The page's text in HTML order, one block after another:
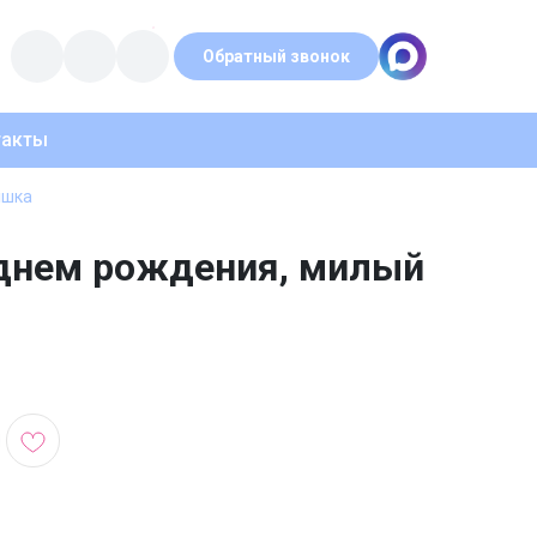
Обратный звонок
рождения, милый